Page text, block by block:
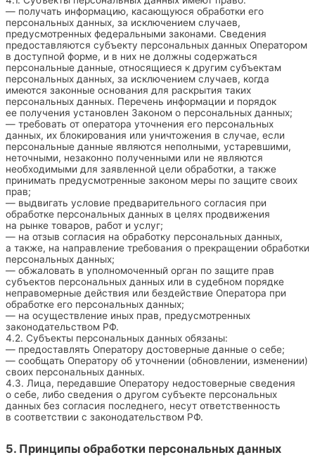
— получать информацию, касающуюся обработки его
персональных данных, за исключением случаев,
предусмотренных федеральными законами. Сведения
предоставляются субъекту персональных данных Оператором
в доступной форме, и в них не должны содержаться
персональные данные, относящиеся к другим субъектам
персональных данных, за исключением случаев, когда
имеются законные основания для раскрытия таких
персональных данных. Перечень информации и порядок
ее получения установлен Законом о персональных данных;
— требовать от оператора уточнения его персональных
данных, их блокирования или уничтожения в случае, если
персональные данные являются неполными, устаревшими,
неточными, незаконно полученными или не являются
необходимыми для заявленной цели обработки, а также
принимать предусмотренные законом меры по защите своих
прав;
— выдвигать условие предварительного согласия при
обработке персональных данных в целях продвижения
на рынке товаров, работ и услуг;
— на отзыв согласия на обработку персональных данных,
а также, на направление требования о прекращении обработки
персональных данных;
— обжаловать в уполномоченный орган по защите прав
субъектов персональных данных или в судебном порядке
неправомерные действия или бездействие Оператора при
обработке его персональных данных;
— на осуществление иных прав, предусмотренных
законодательством РФ.
4.2. Субъекты персональных данных обязаны:
— предоставлять Оператору достоверные данные о себе;
— сообщать Оператору об уточнении (обновлении, изменении)
своих персональных данных.
4.3. Лица, передавшие Оператору недостоверные сведения
о себе, либо сведения о другом субъекте персональных
данных без согласия последнего, несут ответственность
в соответствии с законодательством РФ.
5. Принципы обработки персональных данных